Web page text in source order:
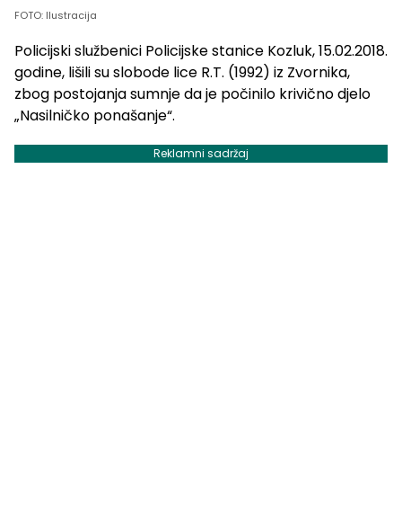
FOTO: Ilustracija
Policijski službenici Policijske stanice Kozluk, 15.02.2018.
godine, lišili su slobode lice R.T. (1992) iz Zvornika,
zbog postojanja sumnje da je počinilo krivično djelo
„Nasilničko ponašanje“.
Reklamni sadržaj